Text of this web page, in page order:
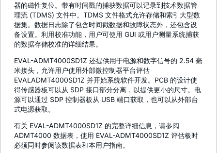
器的磁性复位。带有时间戳的捕获数据可以记录到技术数据管
理流 (TDMS) 文件中。TDMS 文件格式允许存储和索引大型数
据集。数据日志除了包含时间戳数据和故障状态外，还包含设
备设置。利用校准功能，用户可使用 GUI 或用户测量系统捕获
的数据存储校准的详细结果。
EVAL-ADMT4000SD1Z 还提供用于电源和数字信号的 2.54 毫
米接头，允许用户使用外部微控制器平台评估
EVALADMT4000SD1Z 并开始系统软件开发。PCB 的设计使
得传感器板可以从 SDP 接口部分分离，以提供更小的尺寸。电
源可以通过 SDP 控制器板从 USB 端口获取，也可以从外部台
式电源获取。
有关 EVAL-ADMT4000SD1Z 的完整详细信息，请参阅
ADMT4000 数据表，使用 EVAL-ADMT4000SD1Z 评估板时
必须同时参阅该数据表和本用户指南。